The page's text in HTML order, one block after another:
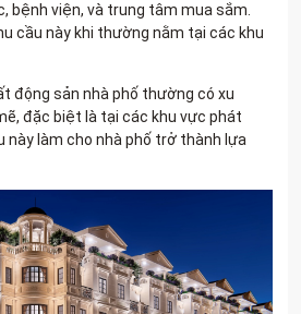
bệnh viện, và trung tâm mua sắm.
cầu này khi thường nằm tại các khu
động sản nhà phố thường có xu
đặc biệt là tại các khu vực phát
này làm cho nhà phố trở thành lựa